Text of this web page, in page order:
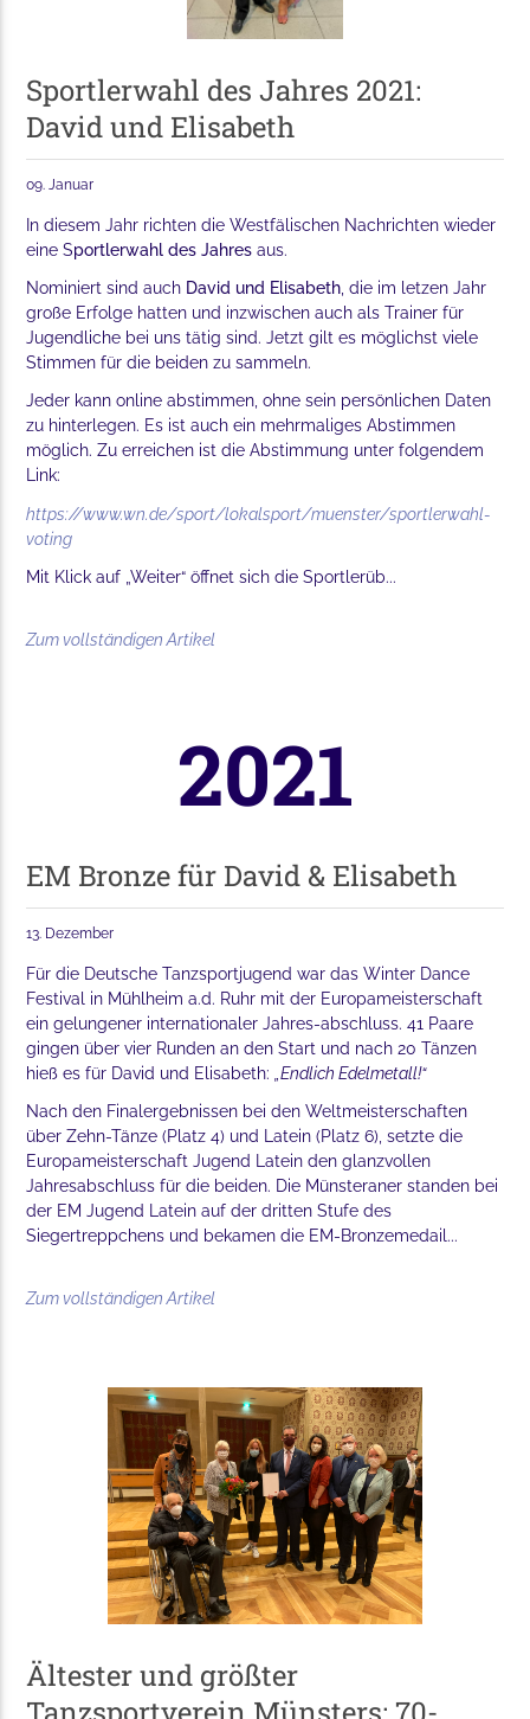
Sportlerwahl des Jahres 2021:
David und Elisabeth
09. Januar
In diesem Jahr richten die Westfälischen Nachrichten wieder
eine Sportlerwahl des Jahres aus.
Nominiert sind auch David und Elisabeth , die im letzen Jahr
große Erfolge hatten und inzwischen auch als Trainer für
Jugendliche bei uns tätig sind. Jetzt gilt es möglichst viele
Stimmen für die beiden zu sammeln.
Jeder kann online abstimmen, ohne sein persönlichen Daten
zu hinterlegen. Es ist auch ein mehrmaliges Abstimmen
möglich. Zu erreichen ist die Abstimmung unter folgendem
Link:
https://www.wn.de/sport/lokalsport/muenster/sportlerwahl-
voting
Mit Klick auf „Weiter“ öffnet sich die Sportlerüb...
Zum vollständigen Artikel
2021
EM Bronze für David & Elisabeth
13. Dezember
Für die Deutsche Tanzsportjugend war das Winter Dance
Festival in Mühlheim a.d. Ruhr mit der Europameisterschaft
ein gelungener internationaler Jahres-abschluss. 41 Paare
gingen über vier Runden an den Start und nach 20 Tänzen
hieß es für David und Elisabeth:
„Endlich Edelmetall!“
Nach den Finalergebnissen bei den Weltmeisterschaften
über Zehn-Tänze (Platz 4) und Latein (Platz 6), setzte die
Europameisterschaft Jugend Latein den glanzvollen
Jahresabschluss für die beiden. Die Münsteraner standen bei
der EM Jugend Latein auf der dritten Stufe des
Siegertreppchens und bekamen die EM-Bronzemedail...
Zum vollständigen Artikel
Ältester und größter